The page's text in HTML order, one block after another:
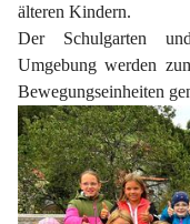
älteren Kindern.
Der Schulgarten
Umgebung werden
Bewegungseinheiten